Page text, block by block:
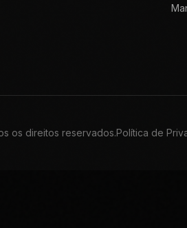
os direitos reservados.Política de